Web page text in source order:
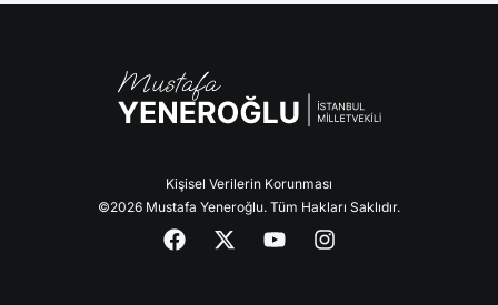
Kişisel Verilerin Korunması
©2026 Mustafa Yeneroğlu. Tüm Hakları Saklıdır.